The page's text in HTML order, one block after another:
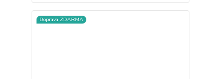
Doprava ZDARMA